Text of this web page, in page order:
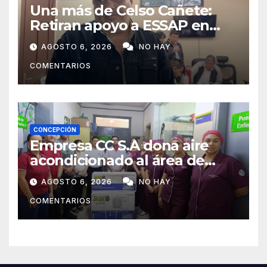
Una más de Celso Cañete:
Retiran apoyo a ESSAP en
Concepción
AGOSTO 6, 2026 NO HAY
COMENTARIOS
CONCEPCIÓN
Empresa CC S.A dona aire
acondicionado al área de
maternidad del IPS de
Concepción
AGOSTO 6, 2026 NO HAY
COMENTARIOS